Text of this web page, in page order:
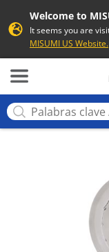
Welcome to
It seems you are
MISUMI US Website.